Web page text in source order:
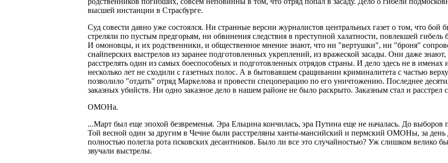
высшей инстанции в Страсбурге.
Суд совести давно уже состоялся. Ни странные версии журналистов центральных газет о том, что
стреляли по пустым предгорьям, ни обвинения следствия в преступной халатности, повлекшей
И омоновцы, и их родственники, и общественное мнение знают, что ни "вертушки", ни "броня"
снайперских выстрелов из заранее подготовленных укреплений, из вражеской засады. Они даже
расстрелять один из самых боеспособных и подготовленных отрядов страны. И дело здесь не в
несколько лет не сходили с газетных полос. А в бытовавшем сращивании криминалитета с частью
позволило "отдать" отряд Маркелова и провести спецоперацию по его уничтожению. Последнее
заказных убийств. Ни одно заказное дело в нашем районе не было раскрыто. Заказным стал и расстрел
ОМОНа.
...Март был еще эпохой безвременья. Эра Ельцина кончилась, эра Путина еще не началась. До выборов
Той весной один за другим в Чечне были расстреляны ханты-мансийский и пермский ОМОНы, за день
полностью полегла рота псковских десантников. Было ли все это случайностью? Уж слишком велико
звучали выстрелы.